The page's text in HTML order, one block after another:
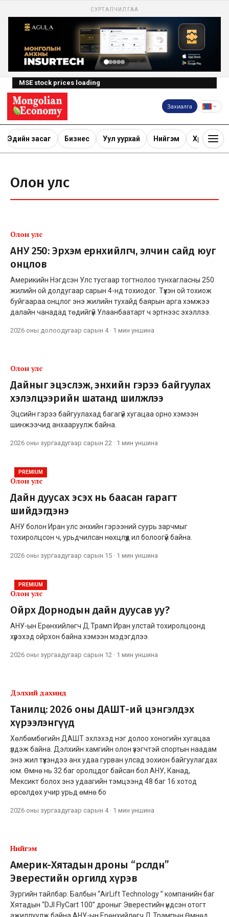
СУРТАЛЧИЛГАА
MSE stock prices loading
Захиалга
Эдийн засаг Бизнес Уул уурхай Нийгэм Хөрөнгө
Олон улс
Олон улс
АНУ 250: Эрхэм ерөнхийлөгч, элчин сайд юуг
онцлов
Америкийн Нэгдсэн Улс тусгаар тогтнолоо тунхагласны 250
жилийн ой долдугаар сарын 4-нд тохиодог. Түүхэн ой тохиож
буйгаараа онцлог энэ жилийн тухайд баярын арга хэмжээ
далайн чанадад төдийгүй Улаанбаатарт ч эртнээс эхэллээ.
2026 оны долоодугаар сарын 4· 1 мин уншина
Олон улс
Дайныг эцэслэж, энхийн гэрээ байгуулах
хэлэлцээрийн шатанд шилжлээ
Эцсийн гэрээ байгуулахад багагүй хугацаа орно хэмээн
шинжээчид анхааруулж байна.
2026 оны зургаадугаар сарын 22 · 1 мин уншина
PREMIUM
Олон улс
Дайн дуусах эсэх нь баасан гарагт
шийдэгдэнэ
АНУ болон Иран улс энхийн гэрээний суурь зарчмыг
тохиролцсон ч, урьдчилсан нөхцлүүд ил болоогүй байна.
2026 оны зургаадугаар сарын 15 · 1 мин уншина
PREMIUM
Олон улс
Ойрх Дорнодын дайн дуусав уу?
АНУ-ын Ерөнхийлөгч Д.Трамп Иран улстай тохиролцоонд
хүрэхэд ойрхон байна хэмээн мэдэгдлээ.
2026 оны зургаадугаар сарын 12 · 1 мин уншина
Дэлхий дахинд
Танилц: 2026 оны ДАШТ-ий цэнгэлдэх
хүрээлэнгүүд
Хөлбөмбөгийн ДАШТ эхлэхэд нэг долоо хоногийн хугацаа
үлдэж байна. Дэлхийн хамгийн олон үзэгчтэй спортын наадам
энэ жил түүхэндээ анх удаа гурван улсад зохион байгуулагдах
юм. Өмнө нь 32 баг оролцдог байсан бол АНУ, Канад,
Мексикт болох энэ удаагийн тэмцээнд 48 баг 16 хотод
өрсөлдөх учир урьд өмнө бо
2026 оны зургаадугаар сарын 4· 1 мин уншина
Нийгэм
Америк-Хятадын дроны “өрсөлдөөн”
Эверестийн оргилд хүрэв
Зургийн тайлбар: Балбын “AirLift Technology ” компанийн баг
Хятадын “DJI FlyCart 100” дроныг Эверестийн үндсэн отогт
ажиллуулж байна АНУ-ын Ерөнхийлөгч Д.Трампын Өмнөд